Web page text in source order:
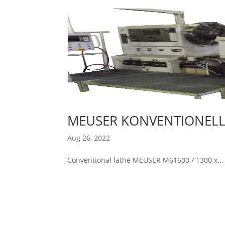
MEUSER
Aug 26, 2022
Conventional lathe MEUSER M61600 / 1300 x...